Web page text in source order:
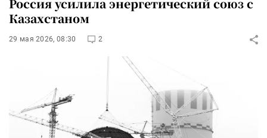
Россия усилила энергетический союз с
Казахстаном
29 мая 2026, 08:30 2